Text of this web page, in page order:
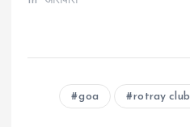
goa rotray club